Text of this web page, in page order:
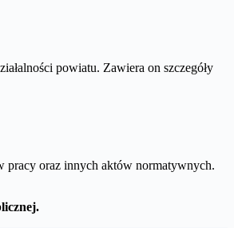
powiatu. Zawiera on szczegóły
pracy oraz innych aktów normatywnych.